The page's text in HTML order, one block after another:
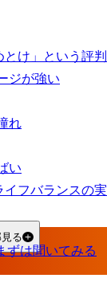
け」という評
ジが強い
れ
い
イフバランスの
る